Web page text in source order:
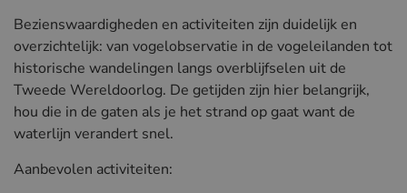
Bezienswaardigheden en activiteiten zijn duidelijk en
overzichtelijk: van vogelobservatie in de vogeleilanden tot
historische wandelingen langs overblijfselen uit de
Tweede Wereldoorlog. De getijden zijn hier belangrijk,
hou die in de gaten als je het strand op gaat want de
waterlijn verandert snel.
Aanbevolen activiteiten: